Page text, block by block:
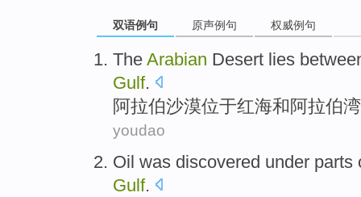
双语例句 原声例句 权威例句
The Arabian Desert lies
Gulf.
阿拉伯沙漠位于红海和阿拉伯
youdao
Oil was discovered under
Gulf.